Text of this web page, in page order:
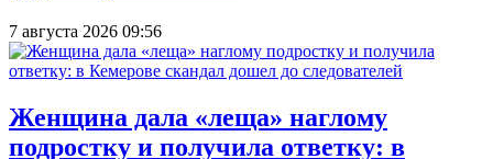
7 августа 2026 09:56
Женщина дала «леща» наглому
подростку и получила ответку: в